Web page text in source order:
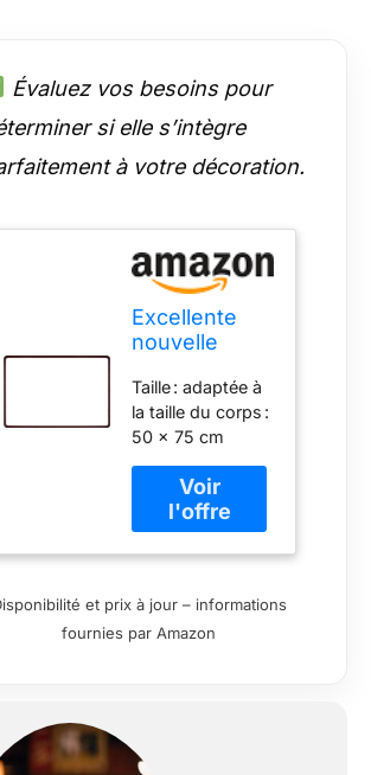
Évaluez vos besoins pour
si elle s’intègre
à votre décoration.
Excellente
nouvelle
decorative
japonaise
Classic
Design
(50x75cm)
Taille : adaptée à
la taille du corps :
50 x 75 cm
et prix à jour – informations
fournies par Amazon